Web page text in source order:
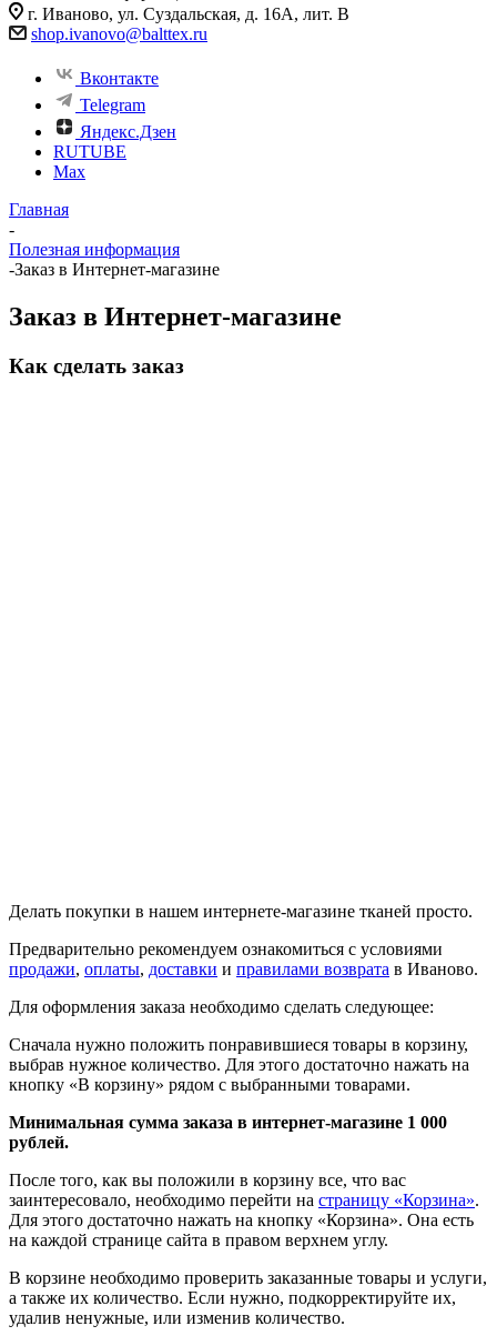
г. Иваново, ул. Суздальская, д. 16А, лит. В
shop.ivanovo@balttex.ru
Вконтакте
Telegram
Яндекс.Дзен
RUTUBE
Max
Главная
-
Полезная информация
-Заказ в Интернет-магазине
Заказ в Интернет-магазине
Как сделать заказ
Делать покупки в нашем интернете-магазине тканей просто.
Предварительно рекомендуем ознакомиться с условиями
продажи, оплаты, доставки и правилами возврата в Иваново.
Для оформления заказа необходимо сделать следующее:
Сначала нужно положить понравившиеся товары в корзину,
выбрав нужное количество. Для этого достаточно нажать на
кнопку «В корзину» рядом с выбранными товарами.
Минимальная сумма заказа в интернет-магазине 1 000
рублей.
После того, как вы положили в корзину все, что вас
заинтересовало, необходимо перейти на страницу «Корзина».
Для этого достаточно нажать на кнопку «Корзина». Она есть
на каждой странице сайта в правом верхнем углу.
В корзине необходимо проверить заказанные товары и услуги,
а также их количество. Если нужно, подкорректируйте их,
удалив ненужные, или изменив количество.